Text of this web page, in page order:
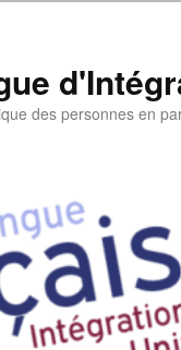
des personnes en